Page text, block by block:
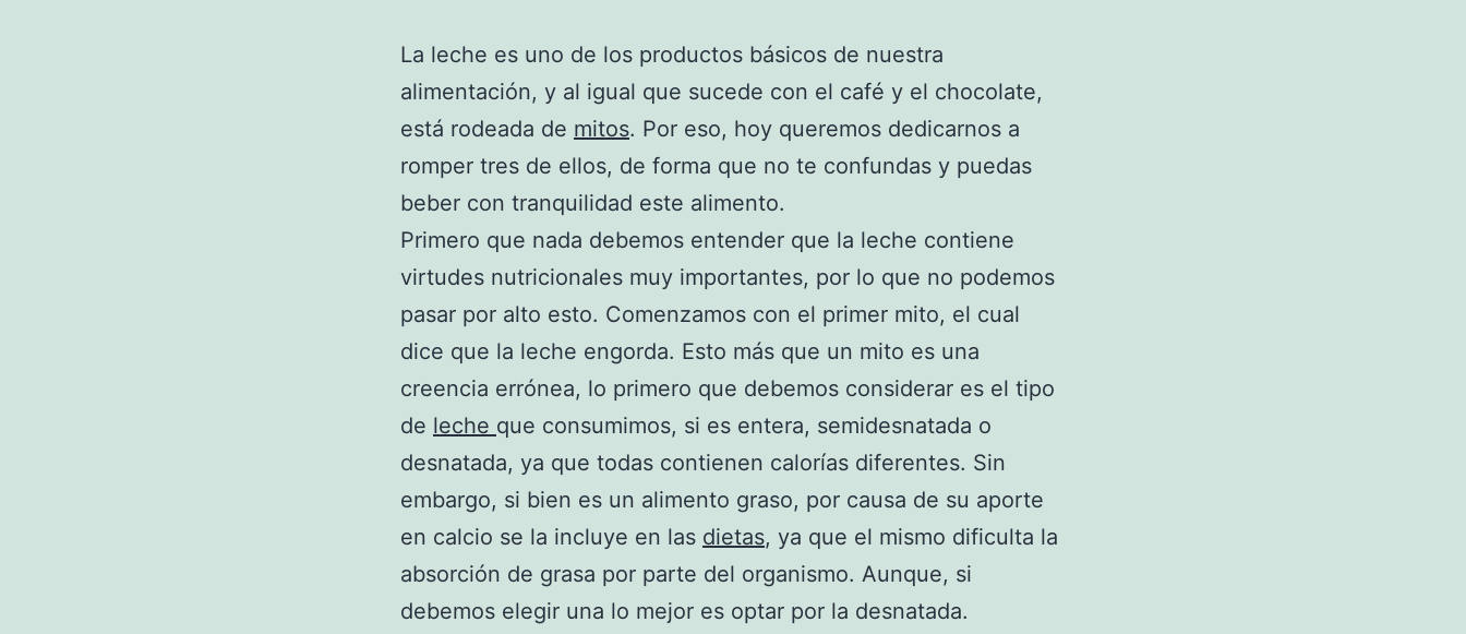
La leche es uno de los productos básicos de nuestra
alimentación, y al igual que sucede con el café y el chocolate,
está rodeada de mitos. Por eso, hoy queremos dedicarnos a
romper tres de ellos, de forma que no te confundas y puedas
beber con tranquilidad este alimento.
Primero que nada debemos entender que la leche contiene
virtudes nutricionales muy importantes, por lo que no podemos
pasar por alto esto. Comenzamos con el primer mito, el cual
dice que la leche engorda. Esto más que un mito es una
creencia errónea, lo primero que debemos considerar es el tipo
de leche que consumimos, si es entera, semidesnatada o
desnatada, ya que todas contienen calorías diferentes. Sin
embargo, si bien es un alimento graso, por causa de su aporte
en calcio se la incluye en las dietas, ya que el mismo dificulta la
absorción de grasa por parte del organismo. Aunque, si
debemos elegir una lo mejor es optar por la desnatada.